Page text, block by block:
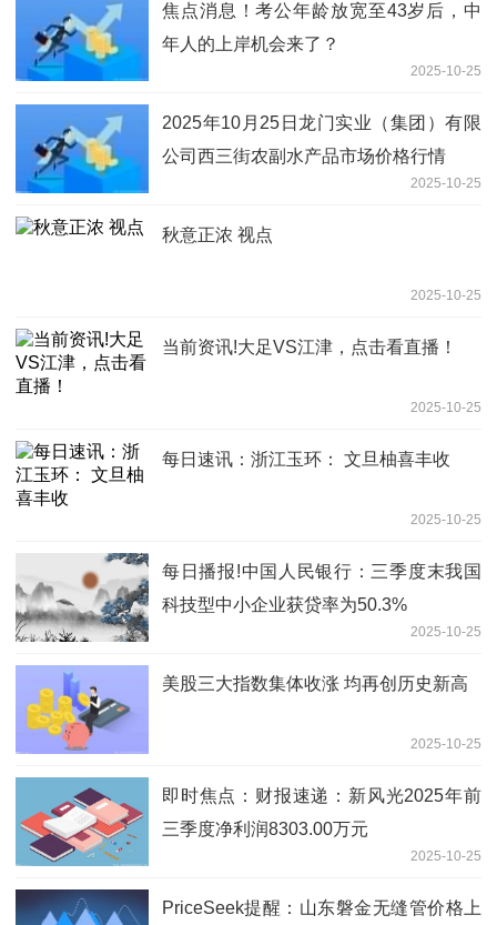
焦点消息！考公年龄放宽至43岁后，中
年人的上岸机会来了？
2025-10-25
2025年10月25日龙门实业（集团）有限
公司西三街农副水产品市场价格行情
2025-10-25
秋意正浓 视点
2025-10-25
当前资讯!大足VS江津，点击看直播！
2025-10-25
每日速讯：浙江玉环： 文旦柚喜丰收
2025-10-25
每日播报!中国人民银行：三季度末我国
科技型中小企业获贷率为50.3%
2025-10-25
美股三大指数集体收涨 均再创历史新高
2025-10-25
即时焦点：财报速递：新风光2025年前
三季度净利润8303.00万元
2025-10-25
PriceSeek提醒：山东磐金无缝管价格上